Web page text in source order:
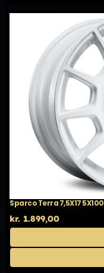
Sparco Terra 7,5X17 5X100
kr. 1.899,00